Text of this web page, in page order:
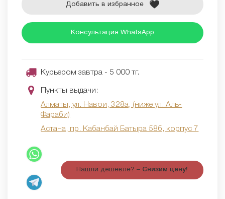
Добавить в избранное
Консультация WhatsApp
Курьером завтра - 5 000 тг.
Пункты выдачи:
Алматы, ул. Навои, 328а, (ниже ул. Аль-
Фараби)
Астана, пр. Кабанбай Батыра 58б, корпус 7
Нашли дешевле? – Снизим цену!